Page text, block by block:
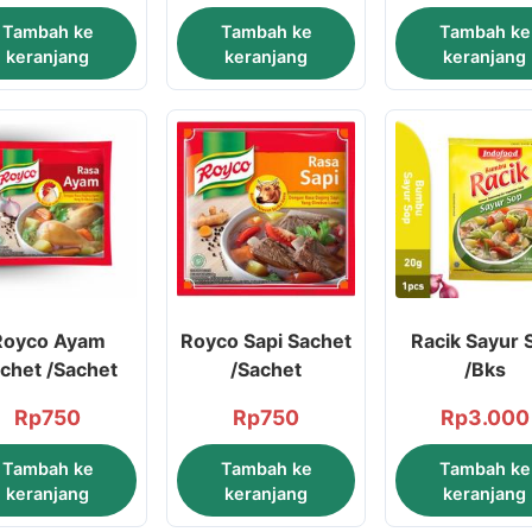
Tambah ke
keranjang
Tambah ke
keranjang
Tambah ke
keranjang
Ayam
/Sachet
Rp750
Tambah ke
keranjang
Royco Sapi Sachet
/Sachet
Rp750
Tambah ke
keranjang
Racik Sayur
/Bks
Rp3.000
Tambah ke
keranjang